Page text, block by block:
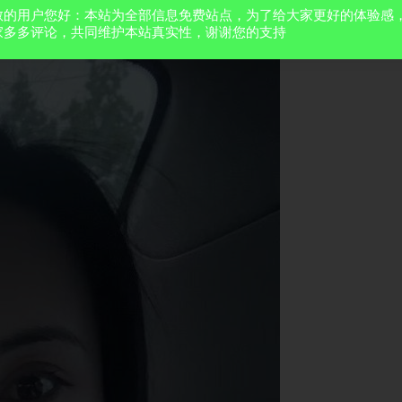
的用户您好：本站为全部信息免费站点，为了给大家更好的体验感
多多评论，共同维护本站真实性，谢谢您的支持